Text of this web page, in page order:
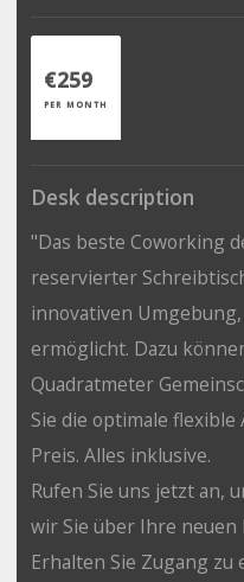
€259
PER MONTH
Desk description
"Das beste Coworking
reservierter
innovativen
ermöglicht. Dazu
Quadratmeter
Sie die optimale
Preis. Alles inklusive.
Rufen Sie uns jetzt an,
wir Sie über Ihre
Erhalten Sie Zugang zu